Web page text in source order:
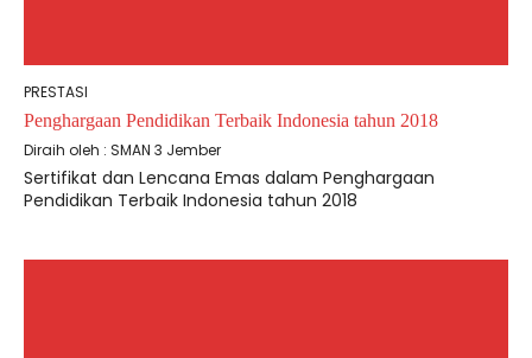
PRESTASI
Penghargaan Pendidikan Terbaik Indonesia tahun 2018
Diraih oleh : SMAN 3 Jember
Sertifikat dan Lencana Emas dalam Penghargaan
Pendidikan Terbaik Indonesia tahun 2018